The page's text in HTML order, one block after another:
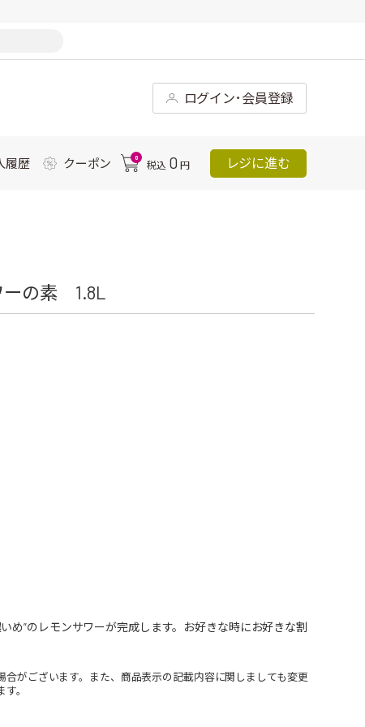
ログイン･会員登録
履歴 クーポン 0
税込 0 円 レジに進む
の素 1.8L
め”のレモンサワーが完成します。お好きな時にお好きな割
がございます。また、商品表示の記載内容に関しましても変更
。